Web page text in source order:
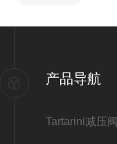
产品导航
Tartarini减压阀